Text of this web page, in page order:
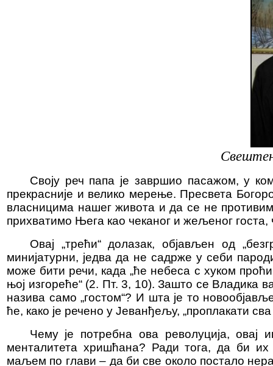
Своју реч папа је завршио пасажом, у
прекрасније и велико мерење. Пресвета
власницима нашег живота и да се не
прихватимо Њега као чеканог и жељеног
Овај „трећи“ долазак, објављен од
минијатурни, једва да не садрже у себи
може бити речи, када „ће небеса с хуком
њој изгореће“ (2. Пт. 3, 10). Зашто се Владика
назива само „гостом“? И шта је то
ће, како је речено у Јеванђељу, „проплакати
Чему је потребна ова револуција, овај
менталитета хришћана? Ради тога, да би их
маљем по глави – да би све около постало